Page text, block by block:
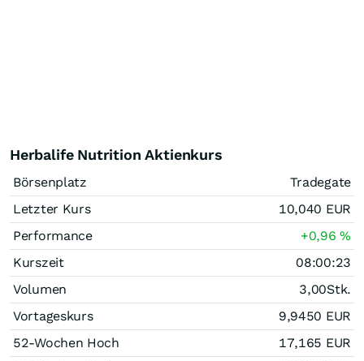
Herbalife Nutrition Aktienkurs
Börsenplatz
Tradegate
Letzter Kurs
10,040 EUR
Performance
+0,96%
Kurszeit
08:00:23
Volumen
3,00Stk.
Vortageskurs
9,9450 EUR
52-Wochen Hoch
17,165 EUR